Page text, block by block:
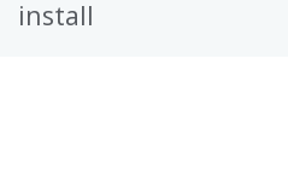
install